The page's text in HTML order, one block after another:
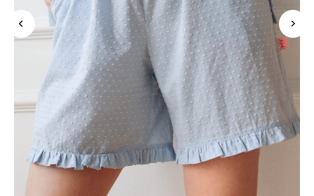
MAX
Покупателям
О бренде
Магазины
Контакты
Нажимая «Подписаться», Вы даетесогласие на обработку
персональных данных
в соответствии с политикой конфиденциальности
подписаться